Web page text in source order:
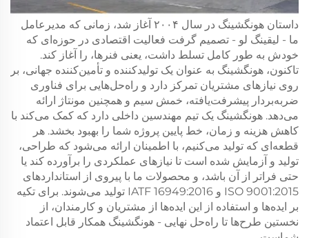
داستان هونگشینگ در سال ۲۰۰۴ آغاز شد، زمانی که مدیرعامل
ما - لیقینگ لو - تصمیم گرفت فعالیت اقتصادی در حوزه‌ای که
خودش به طور کامل تسلط داشت، یعنی فنرها، را آغاز کند.
تاکنون، هونگشینگ به عنوان یک تولیدکننده و تأمین‌کننده جهانی، بر
روی نیازهای مشتریان تمرکز دارد و راه‌حل‌هایی برای فناوری
ضربه‌بردار پیشرفت‌یافته، خمش سیم و همچنین مونتاژ ارائه
می‌دهد. هونگشینگ یک تیم مهندسین داخلی دارد که کمک می‌کند با
کاهش هزینه و زمان، خط پایین پروژه شما را بهبود بخشد. هر
قطعه‌ای که تولید می‌کنیم، با اطمینان ارائه می‌شود که طراحی،
تولید و آزمایش شده است تا نیازهای عملکردی را برآورده کند یا
حتی فراتر از آن باشد، و محصولات ما با پیروی از استانداردهای
ISO 9001:2015 و IATF 16949:2016 تولید می‌شوند. برای تکیه
بر ایده‌ها و استفاده از این ایده‌ها از مشتریان و کارمندان، از
نخستین طرح‌ها تا راه‌حل نهایی - هونگشینگ همکار قابل اعتماد